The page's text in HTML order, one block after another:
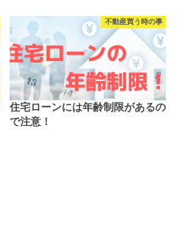
不動産買う時の事
住宅ローンには年齢制限があるの
で注意！